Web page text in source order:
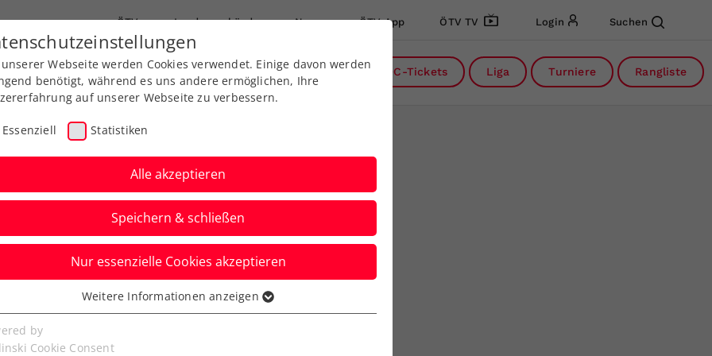
ÖTV Landesverbände News ÖTV App ÖTV TV Login Suchen
Ausbildung Services Über uns DC-Tickets Liga Turniere Rangliste
jubelt zum
in Telfs über Titel
Webseite werden Cookies verwendet. Einige davon werden
benötigt, während es uns andere ermöglichen, Ihre
auf unserer Webseite zu verbessern.
Essenziell Statistiken
Alle akzeptieren
Speichern & schließen
Nur essenzielle Cookies akzeptieren
Cookies werden für grundlegende Funktionen der
benötigt. Dadurch ist gewährleistet, dass die Webseite
Weitere Informationen anzeigen
by
Cookie Consent